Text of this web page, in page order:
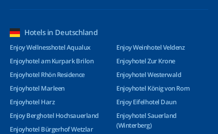
Hotels in Deutschland
Enjoy Wellnesshotel Aqualux
Enjoyhotel am Kurpark Brilon
Enjoyhotel Rhön Residence
Enjoyhotel Marleen
Enjoyhotel Harz
Enjoy Berghotel Hochsauerland
Enjoyhotel Bürgerhof Wetzlar
Enjoy Weinhotel Veldenz
Enjoyhotel Zur Krone
Enjoyhotel Westerwald
Enjoyhotel König von Rom
Enjoy Eifelhotel Daun
Enjoyhotel Sauerland
(Winterberg)